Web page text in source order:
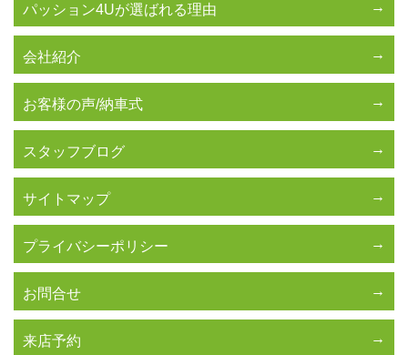
パッション4Uが選ばれる理由
会社紹介
お客様の声/納車式
スタッフブログ
サイトマップ
プライバシーポリシー
お問合せ
来店予約